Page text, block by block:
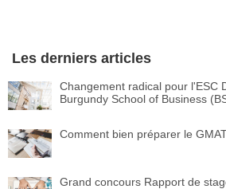
Les derniers articles
Changement radical pour l'ESC
Burgundy School of Business
Comment bien préparer le
Grand concours Rapport de